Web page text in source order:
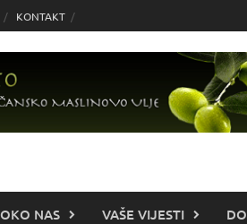
KONTAKT
OKO NAS VAŠE VIJESTI